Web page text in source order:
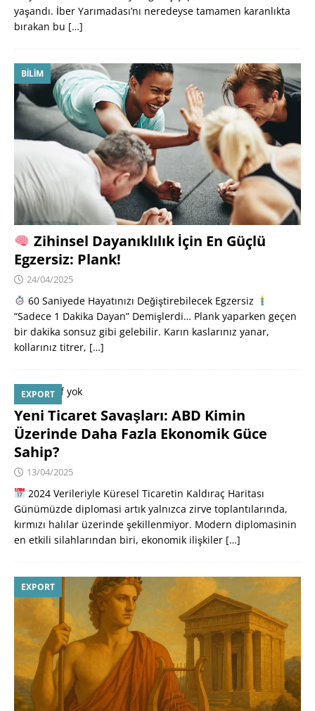
yaşandı. İber Yarımadası’nı neredeyse tamamen karanlıkta
bırakan bu […]
BILIM
Zihinsel Dayanıklılık İçin En Güçlü
Egzersiz: Plank!
24/04/2025
60 Saniyede Hayatınızı Değiştirebilecek Egzersiz
“Sadece 1 Dakika Dayan” Demişlerdi… Plank yaparken geçen
bir dakika sonsuz gibi gelebilir. Karın kaslarınız yanar,
kollarınız titrer, […]
EXPORT
Yeni Ticaret Savaşları: ABD Kimin
Üzerinde Daha Fazla Ekonomik Güce
Sahip?
13/04/2025
2024 Verileriyle Küresel Ticaretin Kaldıraç Haritası
Günümüzde diplomasi artık yalnızca zirve toplantılarında,
kırmızı halılar üzerinde şekillenmiyor. Modern diplomasinin
en etkili silahlarından biri, ekonomik ilişkiler […]
EXPORT